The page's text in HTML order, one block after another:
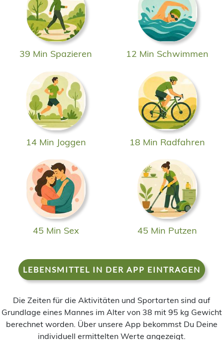
39 Min Spazieren 12 Min Schwimmen
14 Min Joggen 18 Min Radfahren
45 Min Sex 45 Min Putzen
LEBENSMITTEL IN DER APP EINTRAGEN
Die Zeiten für die Aktivitäten und Sportarten sind auf
Grundlage eines Mannes im Alter von 38 mit 95 kg Gewicht
berechnet worden. Über unsere App bekommst Du Deine
individuell ermittelten Werte angezeigt.